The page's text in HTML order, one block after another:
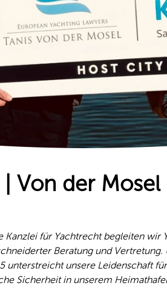
| Von der Mosel
Kanzlei für Yachtrecht begleiten wir
Beratung und Vertretung.
unterstreicht unsere Leidenschaft
Sicherheit in unserem